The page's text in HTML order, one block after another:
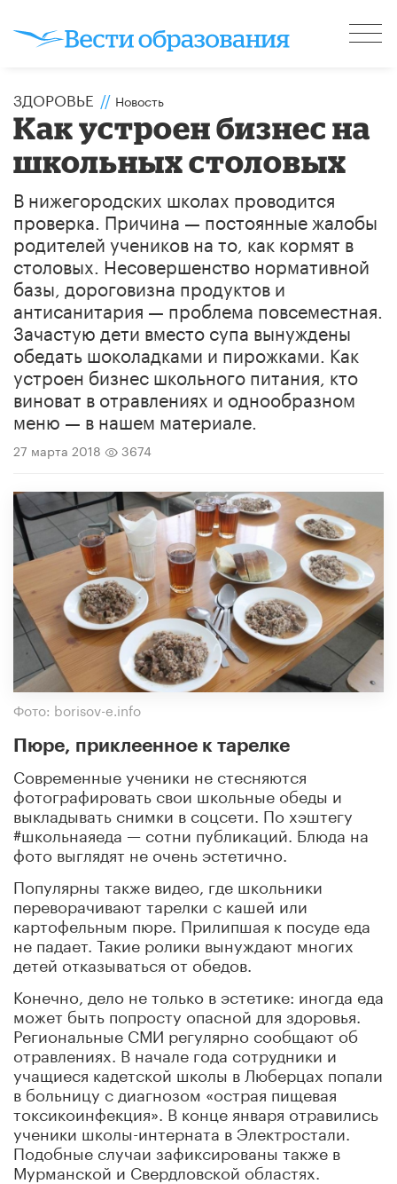
ЗДОРОВЬЕ // Новость
Как устроен бизнес на
школьных столовых
В нижегородских школах проводится
проверка. Причина — постоянные жалобы
родителей учеников на то, как кормят в
столовых. Несовершенство нормативной
базы, дороговизна продуктов и
антисанитария — проблема повсеместная.
Зачастую дети вместо супа вынуждены
обедать шоколадками и пирожками. Как
устроен бизнес школьного питания, кто
виноват в отравлениях и однообразном
меню — в нашем материале.
27 марта 2018 3674
Фото: borisov-e.info
Пюре, приклеенное к тарелке
Современные ученики не стесняются
фотографировать свои школьные обеды и
выкладывать снимки в соцсети. По хэштегу
#школьнаяеда — сотни публикаций. Блюда на
фото выглядят не очень эстетично.
Популярны также видео, где школьники
переворачивают тарелки с кашей или
картофельным пюре. Прилипшая к посуде еда
не падает. Такие ролики вынуждают многих
детей отказываться от обедов.
Конечно, дело не только в эстетике: иногда еда
может быть попросту опасной для здоровья.
Региональные СМИ регулярно сообщают об
отравлениях. В начале года сотрудники и
учащиеся кадетской школы в Люберцах попали
в больницу с диагнозом «острая пищевая
токсикоинфекция». В конце января отравились
ученики школы-интерната в Электростали.
Подобные случаи зафиксированы также в
Мурманской и Свердловской областях.